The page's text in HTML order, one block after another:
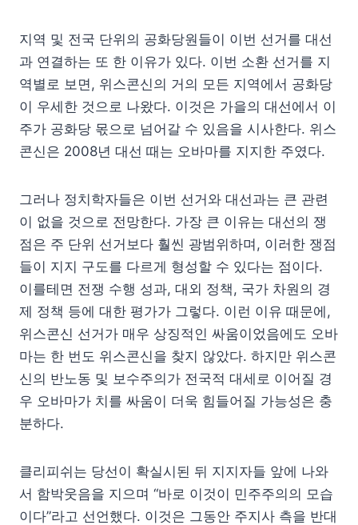
지역 및 전국 단위의 공화당원들이 이번 선거를 대선
과 연결하는 또 한 이유가 있다. 이번 소환 선거를 지
역별로 보면, 위스콘신의 거의 모든 지역에서 공화당
이 우세한 것으로 나왔다. 이것은 가을의 대선에서 이
주가 공화당 몫으로 넘어갈 수 있음을 시사한다. 위스
콘신은 2008년 대선 때는 오바마를 지지한 주였다.
그러나 정치학자들은 이번 선거와 대선과는 큰 관련
이 없을 것으로 전망한다. 가장 큰 이유는 대선의 쟁
점은 주 단위 선거보다 훨씬 광범위하며, 이러한 쟁점
들이 지지 구도를 다르게 형성할 수 있다는 점이다.
이를테면 전쟁 수행 성과, 대외 정책, 국가 차원의 경
제 정책 등에 대한 평가가 그렇다. 이런 이유 때문에,
위스콘신 선거가 매우 상징적인 싸움이었음에도 오바
마는 한 번도 위스콘신을 찾지 않았다. 하지만 위스콘
신의 반노동 및 보수주의가 전국적 대세로 이어질 경
우 오바마가 치를 싸움이 더욱 힘들어질 가능성은 충
분하다.
클리피쉬는 당선이 확실시된 뒤 지지자들 앞에 나와
서 함박웃음을 지으며 “바로 이것이 민주주의의 모습
이다”라고 선언했다. 이것은 그동안 주지사 측을 반대